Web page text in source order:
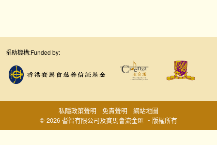
捐助機構:Funded by:
© 2026 耆智有限公司及賽馬會流金匯 ‧版權所有
私隱政策聲明 免責聲明 網站地圖